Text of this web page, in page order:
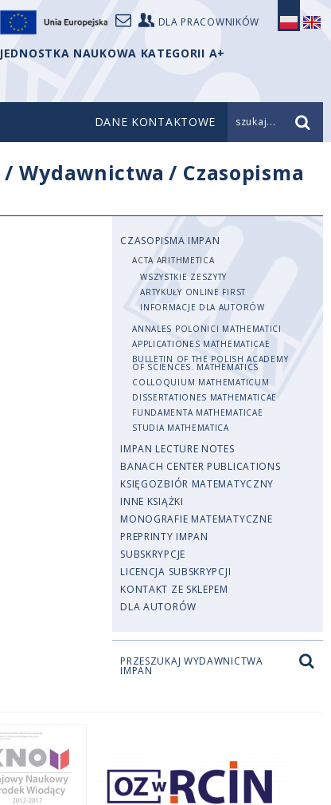
DLA PRACOWNIKÓW
JEDNOSTKA NAUKOWA KATEGORII A+
DANE KONTAKTOWE szukaj...
/Wydawnictwa / Czasopisma
CZASOPISMA IMPAN
ACTA ARITHMETICA
WSZYSTKIE ZESZYTY
ARTYKUŁY ONLINE FIRST
INFORMACJE DLA AUTORÓW
ANNALES POLONICI MATHEMATICI
APPLICATIONES MATHEMATICAE
BULLETIN OF THE POLISH ACADEMY
OF SCIENCES. MATHEMATICS
COLLOQUIUM MATHEMATICUM
DISSERTATIONES MATHEMATICAE
FUNDAMENTA MATHEMATICAE
STUDIA MATHEMATICA
IMPAN LECTURE NOTES
BANACH CENTER PUBLICATIONS
KSIĘGOZBIÓR MATEMATYCZNY
INNE KSIĄŻKI
MONOGRAFIE MATEMATYCZNE
PREPRINTY IMPAN
SUBSKRYPCJE
LICENCJA SUBSKRYPCJI
KONTAKT ZE SKLEPEM
DLA AUTORÓW
PRZESZUKAJ WYDAWNICTWA
IMPAN